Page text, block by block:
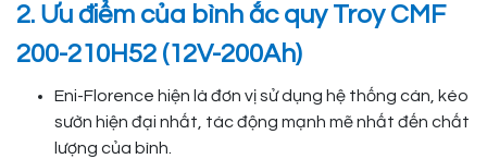
2. Ưu điểm của bình ắc quy Troy CMF
200-210H52 (12V-200Ah)
Eni-Florence hiện là đơn vị sử dụng hệ thống cán, kéo
sườn hiện đại nhất, tác động mạnh mẽ nhất đến chất
lượng của bình.